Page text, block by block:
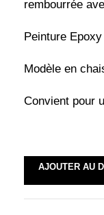
rembourrée
Peinture
Modèle en
Convient pour
AJOUTER AU